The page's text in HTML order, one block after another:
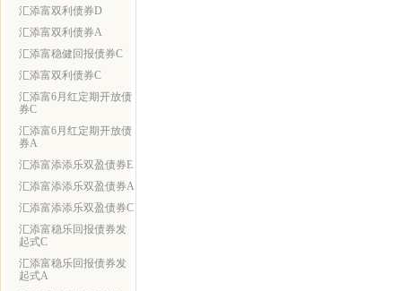
汇添富双利债券D
汇添富双利债券A
汇添富稳健回报债券C
汇添富双利债券C
汇添富6月红定期开放债
券C
汇添富6月红定期开放债
券A
汇添富添添乐双盈债券E
汇添富添添乐双盈债券A
汇添富添添乐双盈债券C
汇添富稳乐回报债券发
起式C
汇添富稳乐回报债券发
起式A